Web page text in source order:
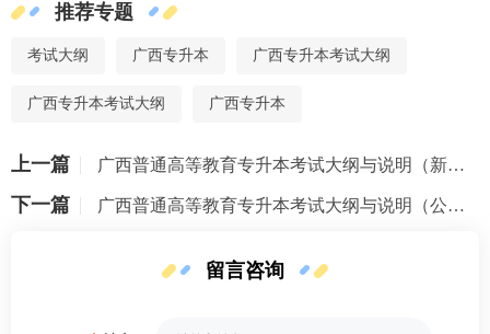
推荐专题
考试大纲 广西专升本 广西专升本考试大纲
广西专升本考试大纲 广西专升本
上一篇 广西普通高等教育专升本考试大纲与说明（新闻传播大类）（2026 年版）
下一篇 广西普通高等教育专升本考试大纲与说明（公安与司法大类）（2026 年版）
留言咨询